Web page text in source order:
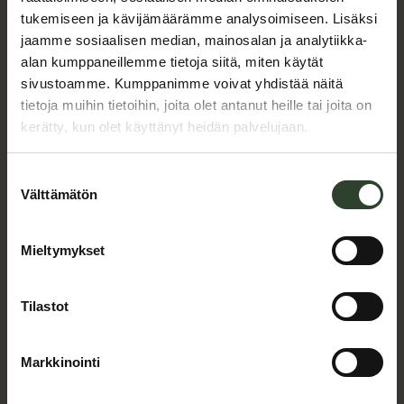
tukemiseen ja kävijämäärämme analysoimiseen. Lisäksi
jaamme sosiaalisen median, mainosalan ja analytiikka-
alan kumppaneillemme tietoja siitä, miten käytät
sivustoamme. Kumppanimme voivat yhdistää näitä
tietoja muihin tietoihin, joita olet antanut heille tai joita on
kerätty, kun olet käyttänyt heidän palvelujaan.
valinta
Välttämätön
Mieltymykset
Tilastot
Markkinointi
Suomalaiset
suomalaista